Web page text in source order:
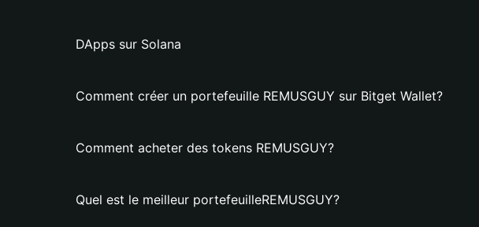
DApps sur Solana
Comment créer un portefeuille REMUSGUY sur Bitget Wallet?
Comment acheter des tokens REMUSGUY?
Quel est le meilleur portefeuilleREMUSGUY?